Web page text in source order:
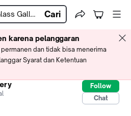
Cari
karena pelanggaran
dan tidak bisa menerima
Syarat dan Ketentuan
Follow
Chat